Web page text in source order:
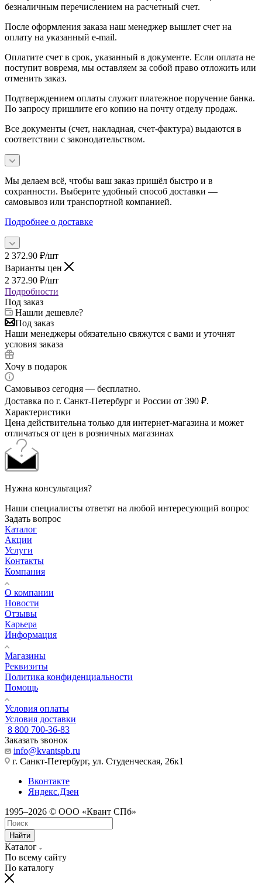
безналичным перечислением на расчетный счет.
После оформления заказа наш менеджер вышлет счет на
оплату на указанный e-mail.
Оплатите счет в срок, указанный в документе. Если оплата не
поступит вовремя, мы оставляем за собой право отложить или
отменить заказ.
Подтверждением оплаты служит платежное поручение банка.
По запросу пришлите его копию на почту отделу продаж.
Все документы (счет, накладная, счет‑фактура) выдаются в
соответствии с законодательством.
Мы делаем всё, чтобы ваш заказ пришёл быстро и в
сохранности. Выберите удобный способ доставки —
самовывоз или транспортной компанией.
Подробнее о доставке
2 372.90 ₽/шт
Варианты цен
2 372.90 ₽/шт
Подробности
Под заказ
Нашли дешевле?
Под заказ
Наши менеджеры обязательно свяжутся с вами и уточнят
условия заказа
Хочу в подарок
Самовывоз сегодня — бесплатно.
Доставка по г. Санкт-Петербург и России от 390 ₽.
Характеристики
Цена действительна только для интернет-магазина и может
отличаться от цен в розничных магазинах
Нужна консультация?
Наши специалисты ответят на любой интересующий вопрос
Задать вопрос
Каталог
Акции
Услуги
Контакты
Компания
О компании
Новости
Отзывы
Карьера
Информация
Магазины
Реквизиты
Политика конфиденциальности
Помощь
Условия оплаты
Условия доставки
8 800 700-36-83
Заказать звонок
info@kvantspb.ru
г. Санкт-Петербург, ул. Студенческая, 26к1
Вконтакте
Яндекс.Дзен
1995–2026 © ООО «Квант СПб»
Найти
Каталог
По всему сайту
По каталогу